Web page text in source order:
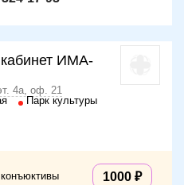
ИМА-
4а, оф. 21
Парк культуры
1000